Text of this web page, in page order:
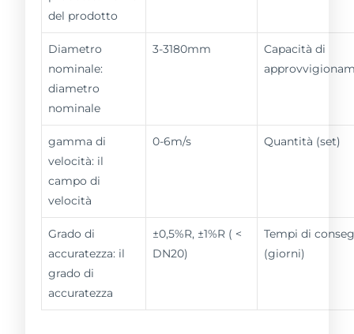
del prodotto
Diametro
nominale:
diametro
nominale
3-3180mm
Capacità di
gamma di
velocità: il
campo di
velocità
0-6m/s Quantità (set)
Grado di
accuratezza: il
grado di
accuratezza
±0,5%R, ±1%R ( <
DN20)
Tempi di
(giorni)